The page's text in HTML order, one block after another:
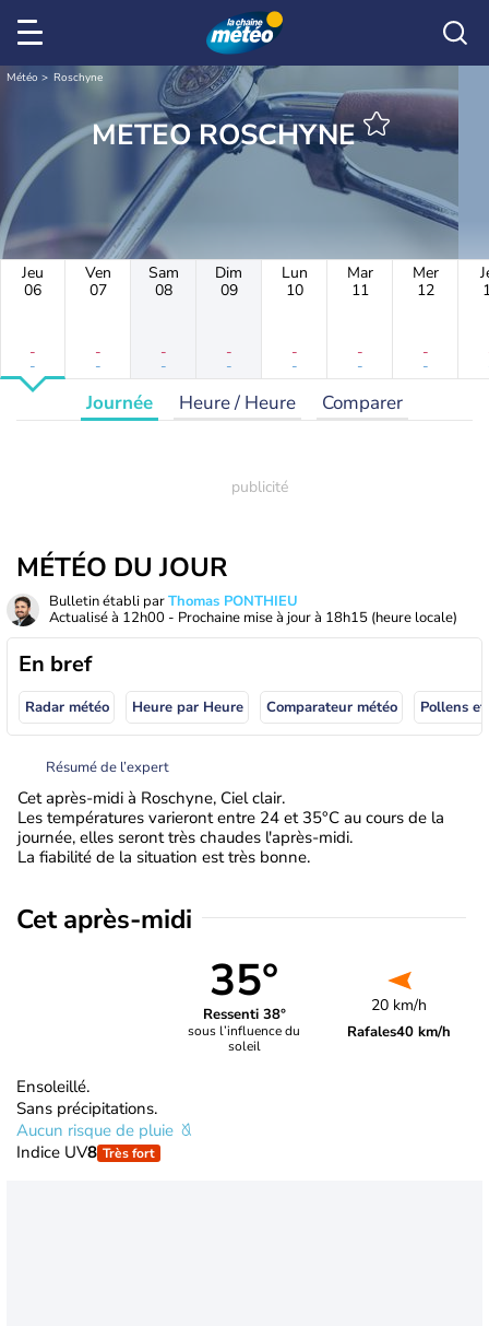
Météo Roschyne
METEO ROSCHYNE
Jeu
06
-
-
Ven
07
-
-
Sam
08
-
-
Dim
09
-
-
Lun
10
-
-
Mar
11
-
-
Mer
12
-
-
Journée Heure / Heure Comparer
MÉTÉO DU JOUR
Bulletin établi parThomas PONTHIEU
Actualisé à 12h00 - Prochaine mise à jour à 18h15 (heure locale)
En bref
Radar météo Heure par Heure Comparateur météo Pollens
Résumé de l’expert
Cet après-midi à Roschyne, Ciel clair.
Les températures varieront entre 24 et 35°C au cours de la
journée, elles seront très chaudes l'après-midi.
La fiabilité de la situation est très bonne.
Cet après-midi
35°
Ressenti 38°
sous l’influence du
soleil
20 km/h
Rafales40 km/h
Ensoleillé.
Sans précipitations.
Aucun risque de pluie
Indice UV8 Très fort